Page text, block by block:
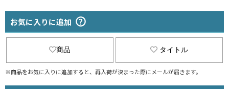
お気に入りに追加
商品 タイトル
※商品をお気に入りに追加すると、再入荷が決まった際にメールが届きます。